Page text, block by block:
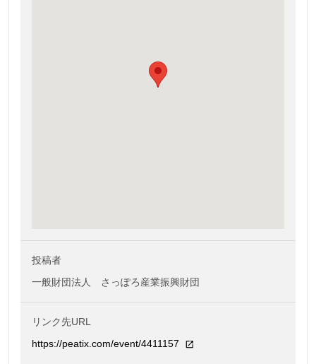
投稿者
一般財団法人 さっぽろ産業振興財団
リンク先URL
https://peatix.com/event/4411157